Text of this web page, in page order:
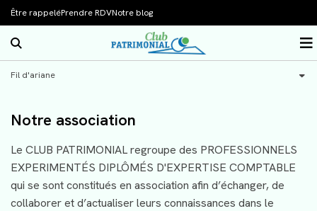
Être rappeléPrendre RDVNotre blog
Accueil
Notre association
Nos membres
L’audit patrimonial
L’ingénierie patrimoniale
Vos actus patrimoine
Actualités
Contact
Rechercher sur le site
Fil d'ariane
Notre association
Le CLUB PATRIMONIAL regroupe des PROFESSIONNELS
EXPERIMENTÉS DIPLÔMÉS D'EXPERTISE COMPTABLE
qui se sont constitués en association afin d’échanger, de
collaborer et d’actualiser leurs connaissances dans le